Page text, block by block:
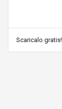
Scaricalo gratis!